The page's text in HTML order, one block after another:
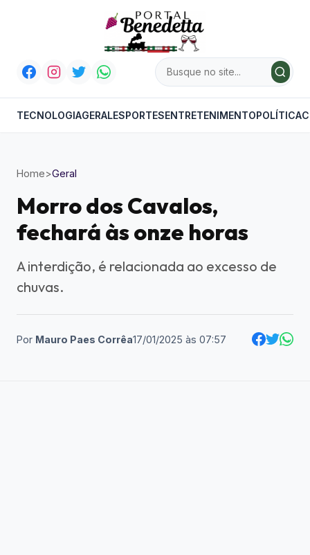
TECNOLOGIAGERALESPORTESENTRETENIMENTOPOLÍTICA
Home>Geral
Morro dos Cavalos,
fechará às onze horas
A interdição, é relacionada ao excesso de
chuvas.
Por Mauro Paes Corrêa17/01/2025 às 07:57